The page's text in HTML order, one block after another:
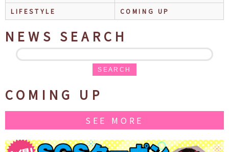
LIFESTYLE
COMING UP
NEWS SEARCH
SEARCH
COMING UP
SEE MORE